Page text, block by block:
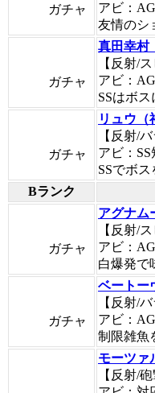
ガチャ
アビ：
友情のシ
ガチャ
真田幸村
【反射/
アビ：
SSはボス
ガチャ
リュウ（
【反射/
アビ：
SSでボス
Bランク
ガチャ
アグナム
【反射/
アビ：
白爆発で
ガチャ
ベートー
【反射/
アビ：
制限雑魚
モーツァ
【反射/